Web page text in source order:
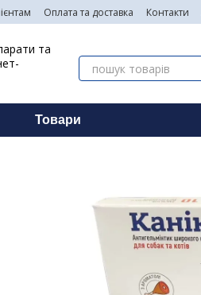
контентуОплата та доставка Контакти
Товари